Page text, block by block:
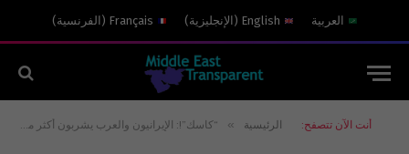
العربية English
( الإنجليزية)
Français
( الفرنسية)
أنت الآن تتصفح: الرئيسية » “كاسك”!: الإيرانيون والعرب يشربون أكثر من الروس والألمان!